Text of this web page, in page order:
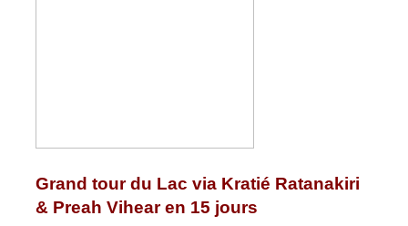
Grand tour du Lac via Kratié Ratanakiri
& Preah Vihear en 15 jours